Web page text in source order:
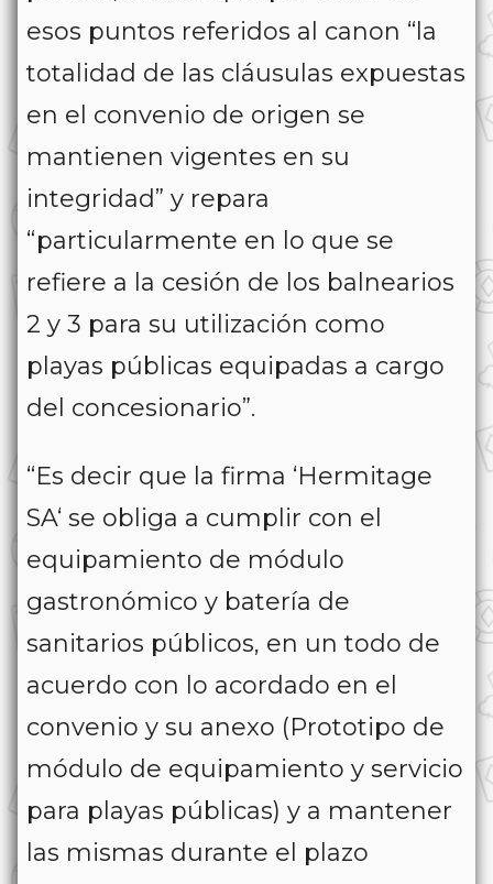
esos puntos referidos al canon “la
totalidad de las cláusulas expuestas
en el convenio de origen se
mantienen vigentes en su
integridad” y repara
“particularmente en lo que se
refiere a la cesión de los balnearios
2 y 3 para su utilización como
playas públicas equipadas a cargo
del concesionario”.
“Es decir que la firma ‘Hermitage
SA‘ se obliga a cumplir con el
equipamiento de módulo
gastronómico y batería de
sanitarios públicos, en un todo de
acuerdo con lo acordado en el
convenio y su anexo (Prototipo de
módulo de equipamiento y servicio
para playas públicas) y a mantener
las mismas durante el plazo